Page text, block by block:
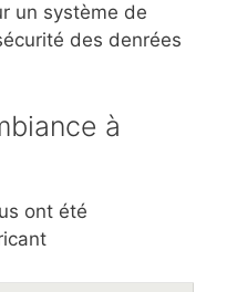
un système de
des denrées
à
ont été